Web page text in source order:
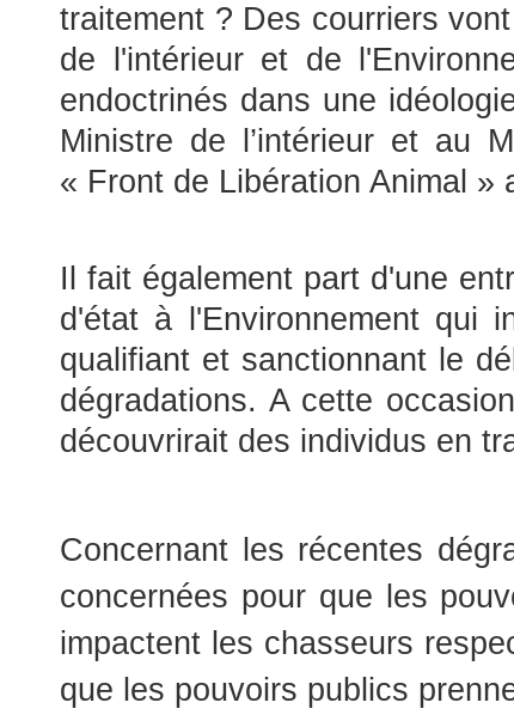
traitement ? Des courriers
de l'intérieur et de
endoctrinés dans une
Ministre de l’intérieur et au
« Front de Libération Animal
Il fait également part d'une
d'état à l'Environnement qui
qualifiant et sanctionnant le
dégradations. A cette
découvrirait des individus en
Concernant les récentes
concernées pour que les
impactent les chasseurs
que les pouvoirs publics